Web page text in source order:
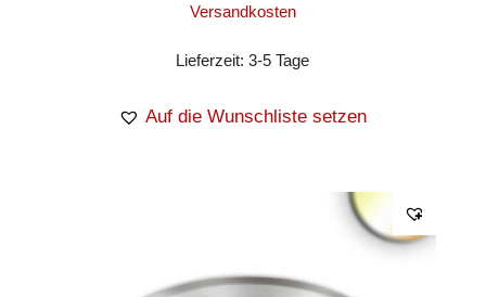
Versandkosten
Lieferzeit:3-5 Tage
Auf die Wunschliste setzen